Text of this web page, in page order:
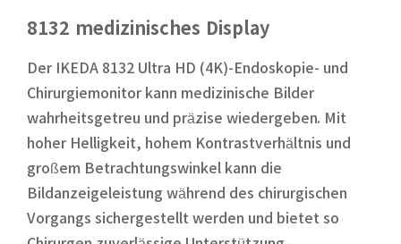
8132 medizinisches Display
Der IKEDA 8132 Ultra HD (4K)-Endoskopie- und
Chirurgiemonitor kann medizinische Bilder
wahrheitsgetreu und präzise wiedergeben. Mit
hoher Helligkeit, hohem Kontrastverhältnis und
großem Betrachtungswinkel kann die
Bildanzeigeleistung während des chirurgischen
Vorgangs sichergestellt werden und bietet so